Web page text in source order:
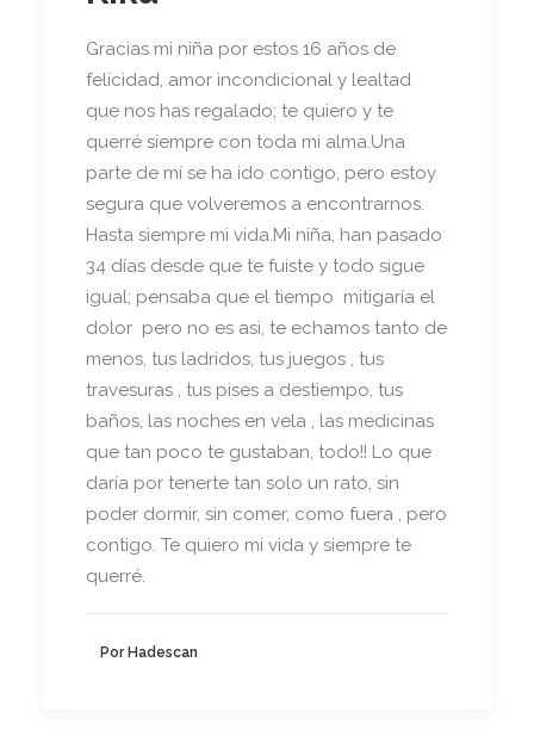
Gracias mi niña por estos 16 años de
felicidad, amor incondicional y lealtad
que nos has regalado; te quiero y te
querré siempre con toda mi alma.Una
parte de mí se ha ido contigo, pero estoy
segura que volveremos a encontrarnos.
Hasta siempre mi vida.Mi niña, han pasado
34 días desde que te fuiste y todo sigue
igual; pensaba que el tiempo mitigaría el
dolor pero no es asi, te echamos tanto de
menos, tus ladridos, tus juegos , tus
travesuras , tus pises a destiempo, tus
baños, las noches en vela , las medicinas
que tan poco te gustaban, todo!! Lo que
daría por tenerte tan solo un rato, sin
poder dormir, sin comer, como fuera , pero
contigo. Te quiero mi vida y siempre te
querré.
Por Hadescan